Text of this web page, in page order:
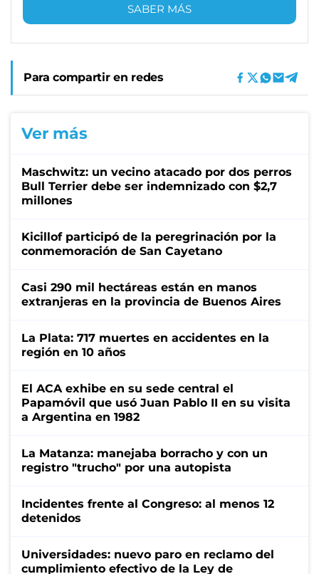
SABER MÁS
Para compartir en redes
Ver más
Maschwitz: un vecino atacado por dos perros
Bull Terrier debe ser indemnizado con $2,7
millones
Kicillof participó de la peregrinación por la
conmemoración de San Cayetano
Casi 290 mil hectáreas están en manos
extranjeras en la provincia de Buenos Aires
La Plata: 717 muertes en accidentes en la
región en 10 años
El ACA exhibe en su sede central el
Papamóvil que usó Juan Pablo II en su visita
a Argentina en 1982
La Matanza: manejaba borracho y con un
registro "trucho" por una autopista
Incidentes frente al Congreso: al menos 12
detenidos
Universidades: nuevo paro en reclamo del
cumplimiento efectivo de la Ley de